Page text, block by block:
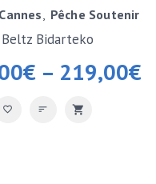
Cannes Pêche Soutenir
€– 219,00€
Beltz Bidarteko